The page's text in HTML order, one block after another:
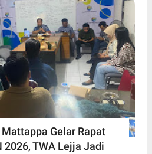
Gelar Rapat
2026, TWA Lejja Jadi